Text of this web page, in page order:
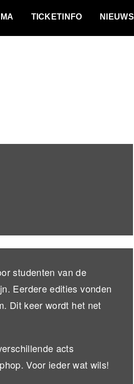
TICKETINFO NIEUWS
studenten van de
Eerdere edities vonden
Dit keer wordt het net
acts
Voor ieder wat wils!